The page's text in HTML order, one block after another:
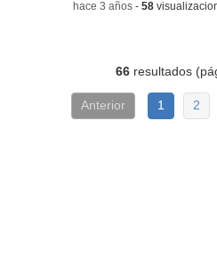
-hace 3 años -58
66 resultados
Anterior 1 2